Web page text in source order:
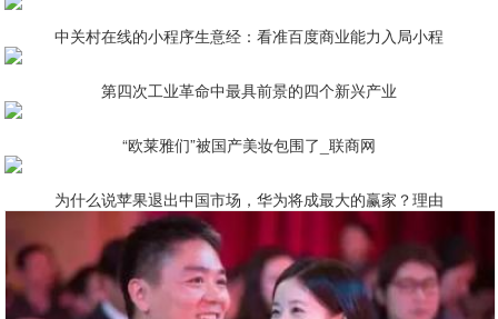
中关村在线的小程序生意经：看准百度商业能力入局小程
第四次工业革命中最具前景的四个新兴产业
“欧莱雅们”被国产美妆包围了_联商网
为什么说苹果退出中国市场，华为将成最大的赢家？理由